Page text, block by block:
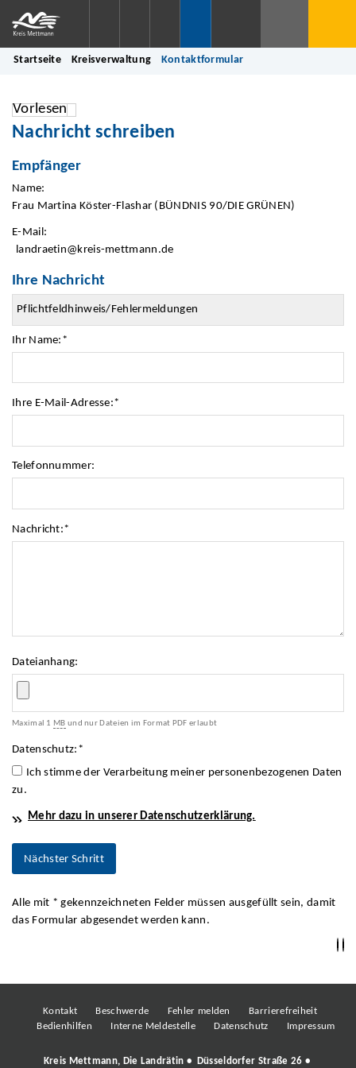
Startseite Kreisverwaltung Kontaktformular
Vorlesen
Nachricht schreiben
Empfänger
Name:
Frau Martina Köster-Flashar (BÜNDNIS 90/DIE GRÜNEN)
E-Mail:
landraetin@kreis-mettmann.de
Ihre Nachricht
Ihr Name: *
Ihre E-Mail-Adresse:*
Telefonnummer:
Nachricht:*
Dateianhang:
Maximal 1 MB und nur Dateien im Format PDF erlaubt
Datenschutz: *
Ich stimme der Verarbeitung meiner personenbezogenen Daten
zu.
Mehr dazu in unserer Datenschutzerklärung.
Alle mit * gekennzeichneten Felder müssen ausgefüllt sein, damit
das Formular abgesendet werden kann.
Kontakt Beschwerde Fehler melden
Barrierefreiheit
Bedienhilfen
Interne Meldestelle Datenschutz Impressum
Kreis Mettmann, Die Landrätin • Düsseldorfer Straße 26 •